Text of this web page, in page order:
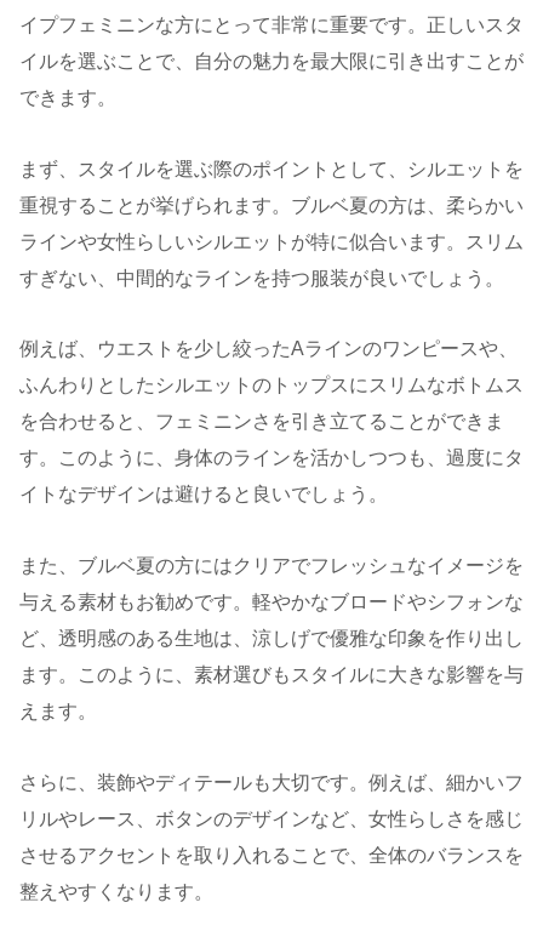
イプフェミニンな方にとって非常に重要です。正しいスタ
イルを選ぶことで、自分の魅力を最大限に引き出すことが
できます。
まず、スタイルを選ぶ際のポイントとして、シルエットを
重視することが挙げられます。ブルベ夏の方は、柔らかい
ラインや女性らしいシルエットが特に似合います。スリム
すぎない、中間的なラインを持つ服装が良いでしょう。
例えば、ウエストを少し絞ったAラインのワンピースや、
ふんわりとしたシルエットのトップスにスリムなボトムス
を合わせると、フェミニンさを引き立てることができま
す。このように、身体のラインを活かしつつも、過度にタ
イトなデザインは避けると良いでしょう。
また、ブルベ夏の方にはクリアでフレッシュなイメージを
与える素材もお勧めです。軽やかなブロードやシフォンな
ど、透明感のある生地は、涼しげで優雅な印象を作り出し
ます。このように、素材選びもスタイルに大きな影響を与
えます。
さらに、装飾やディテールも大切です。例えば、細かいフ
リルやレース、ボタンのデザインなど、女性らしさを感じ
させるアクセントを取り入れることで、全体のバランスを
整えやすくなります。